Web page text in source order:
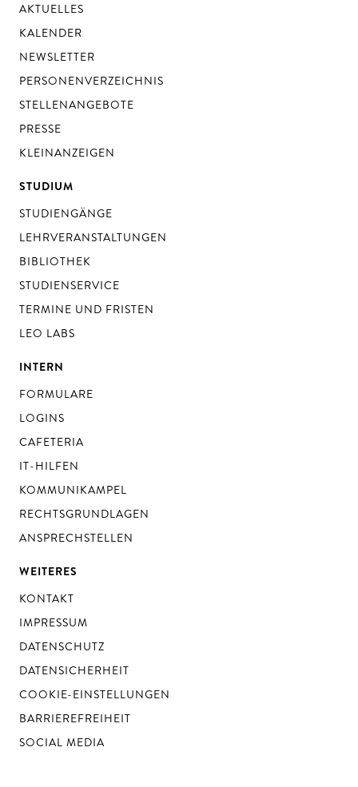
AKTUELLES
KALENDER
NEWSLETTER
PERSONENVERZEICHNIS
STELLENANGEBOTE
PRESSE
KLEINANZEIGEN
STUDIUM
STUDIENGÄNGE
LEHRVERANSTALTUNGEN
BIBLIOTHEK
STUDIENSERVICE
TERMINE UND FRISTEN
LEO LABS
INTERN
FORMULARE
LOGINS
CAFETERIA
IT-HILFEN
KOMMUNIKAMPEL
RECHTSGRUNDLAGEN
ANSPRECHSTELLEN
WEITERES
KONTAKT
IMPRESSUM
DATENSCHUTZ
DATENSICHERHEIT
COOKIE-EINSTELLUNGEN
BARRIEREFREIHEIT
SOCIAL MEDIA